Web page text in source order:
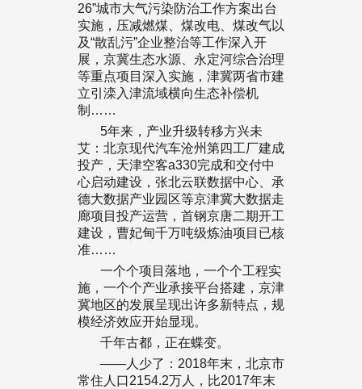
26”城市大气污染防治工作方案出台
实施，压减燃煤、煤改电、煤改气以
及“散乱污”企业整治等工作深入开
展，京冀生态水源、永定河综合治理
等重点项目深入实施，津冀两省市建
立引滦入津流域横向生态补偿机
制……
5年来，产业升级转移方兴未
艾：北京现代汽车沧州第四工厂建成
投产，天津空客a330完成和交付中
心启动建设，张北云联数据中心、承
德大数据产业园区等京津冀大数据走
廊项目投产运营，首钢京唐二期开工
建设，曹妃甸千万吨级炼油项目已核
准……
一个个项目落地，一个个工程实
施，一个个产业承接平台搭建，京津
冀地区的发展呈现出许多新特点，规
模经济效应开始显现。
千年古都，正在蝶变。
——人少了：2018年末，北京市
常住人口2154.2万人，比2017年末